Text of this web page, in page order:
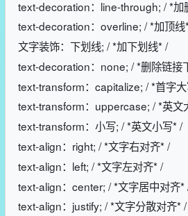
text-decoration：line-through; / *加
text-decoration：overline; / *加顶线
文字装饰：下划线; / *加下划线* /
text-decoration：none; / *删除链接
text-transform：capitalize; / *首字
text-transform：uppercase; / *英文
text-transform：小写; / *英文小写* /
text-align：right; / *文字右对齐* /
text-align：left; / *文字左对齐* /
text-align：center; / *文字居中对齐*
text-align：justify; / *文字分散对齐* /